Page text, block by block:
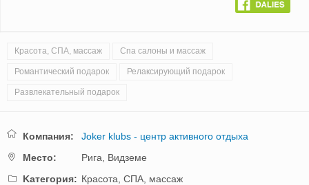
Красота, СПА, массаж Спа салоны и массаж
Романтический подарок Релаксирующий подарок
Развлекательный подарок
Компания:
Joker klubs - центр активного отдыха
Mестo:
Рига,
Видземе
Kатегория: Красота, СПА, массаж